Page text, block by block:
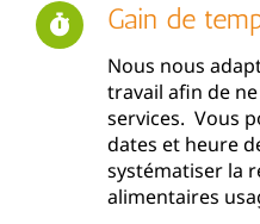
Gain de
Nous nous
travail afin de
services. Vous
dates et heure
systématiser la
alimentaires